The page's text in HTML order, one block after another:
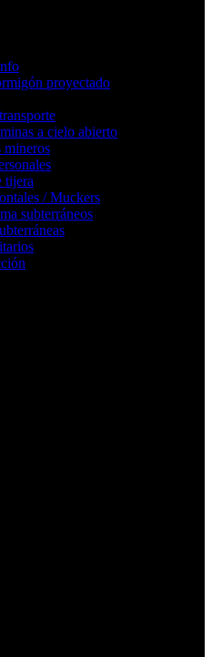
proyectado
a cielo abierto
mineros
tijera
/ Muckers
subterráneos